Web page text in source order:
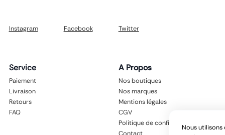
Instagram Facebook Twitter
Service
Paiement
Livraison
Retours
FAQ
A Propos
Nos boutiques
Nos marques
Mentions légales
CGV
Politique de confidentialité
Contact
Nous